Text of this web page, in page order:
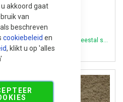
akkoord gaat
van
beschreven
cookiebeleid en
, klikt u op 'alles
Prijs per BigBag
81,95